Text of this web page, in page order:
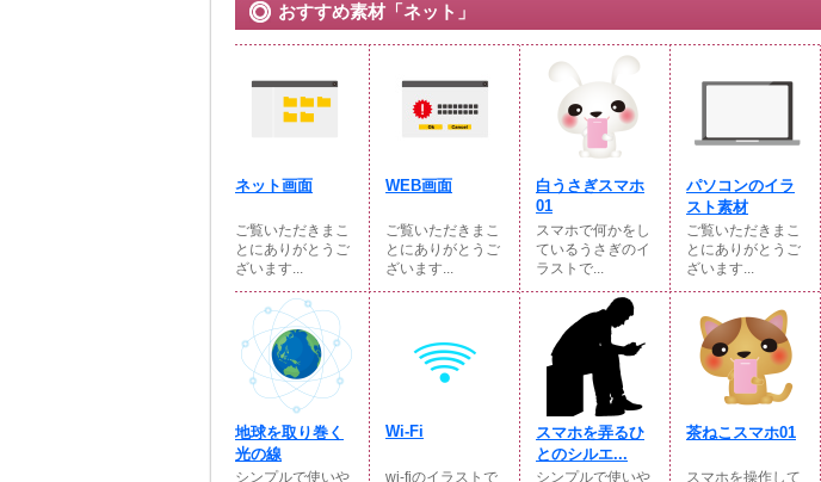
おすすめ素材「ネット」
ネット画面
ご覧いただきまこ
とにありがとうご
ざいます...
WEB画面
ご覧いただきまこ
とにありがとうご
ざいます...
白うさぎスマホ
01
スマホで何かをし
ているうさぎのイ
ラストで...
パソコンのイラ
スト素材
ご覧いただきまこ
とにありがとうご
ざいます...
地球を取り巻く
光の線
シンプルで使いや
Wi-Fi
wi-fiのイラストで
スマホを弄るひ
とのシルエ...
シンプルで使いや
茶ねこスマホ01
スマホを操作して